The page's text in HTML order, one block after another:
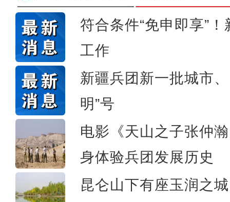
符合条件“免申即享”
工作
新疆兵团新一批城市
明”号
电影《天山之子张仲
身体验兵团发展历史
昆仑山下有座玉润之城
张清闯：我相信这部影片